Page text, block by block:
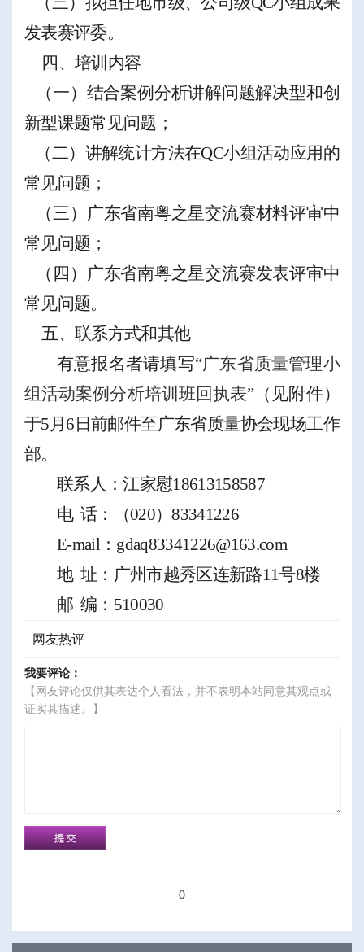
发表赛评委。
四、培训内容
（一） 结合案例分析讲解问题解决型和创
新型课题常见问题 ；
（二） 讲解统计方法在QC小组活动应用的
常见问题；
（三） 广东省南粤之星交流赛材料评审中
常见问题；
（ 四 ） 广东省南粤之星交流赛发表评审中
常见问题。
五、联系方式和其他
有意报名者请填写“广东省质量管理小
组活动案例分析培训班回执表”（见附件）
于5月 6 日前邮件至广东省质量协会现场工作
部。
联系人：江家慰18613158587
电 话： （020）83341226
E-mail： gdaq83341226@163.com
地 址：广州市越秀区连新路11号8楼
邮 编： 510030
网友热评
我要评论：
【网友评论仅供其表达个人看法，并不表明本站同意其观点或
证实其描述。】
0